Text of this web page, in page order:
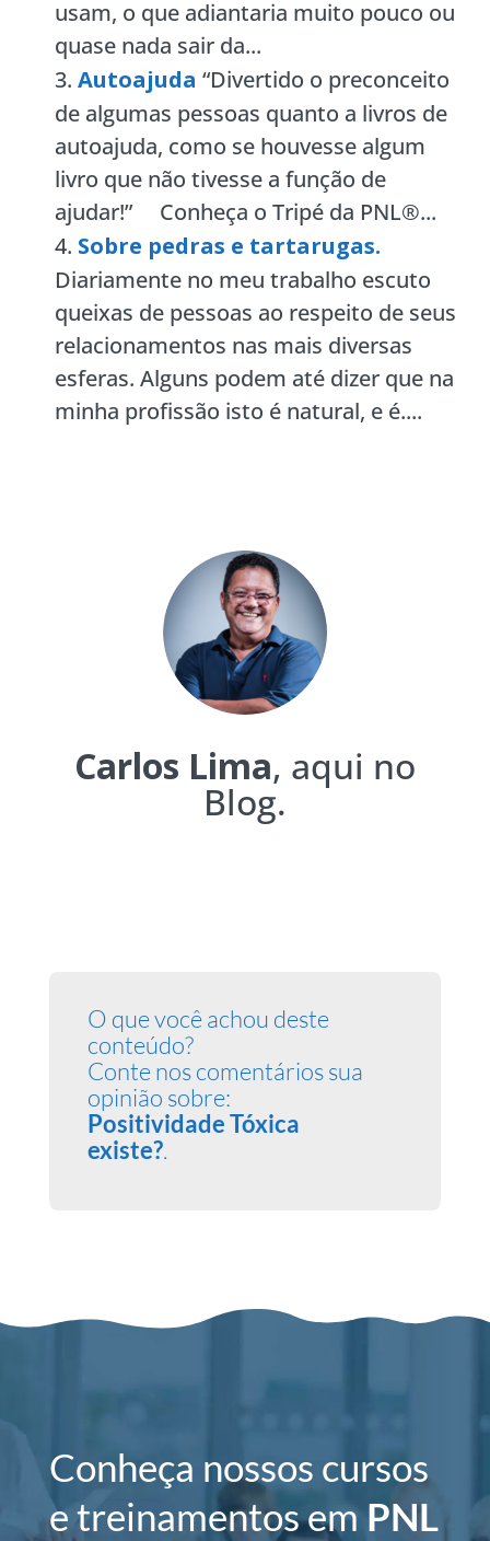
usam, o que adiantaria muito pouco ou
quase nada sair da...
Autoajuda “Divertido o preconceito
de algumas pessoas quanto a livros de
autoajuda, como se houvesse algum
livro que não tivesse a função de
ajudar!” Conheça o Tripé da PNL®...
Sobre pedras e tartarugas.
Diariamente no meu trabalho escuto
queixas de pessoas ao respeito de seus
relacionamentos nas mais diversas
esferas. Alguns podem até dizer que na
minha profissão isto é natural, e é....
Carlos Lima, aqui no
Blog.
O que você achou deste
conteúdo?
Conte nos comentários sua
opinião sobre:
Positividade Tóxica
existe?.
Conheça nossos cursos
e treinamentos em PNL